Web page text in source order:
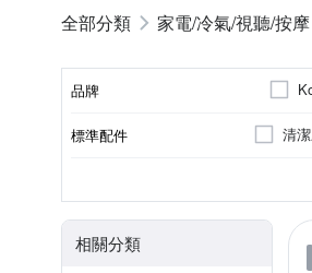
家電/冷氣/視聽/按摩
品牌
標準配件 清
相關分類